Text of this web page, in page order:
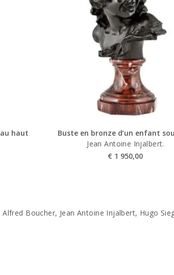
haut
Buste en bronze d’un enfant
Jean Antoine Injalbert.
€ 1 950,00
Boucher, Jean Antoine Injalbert, Hugo